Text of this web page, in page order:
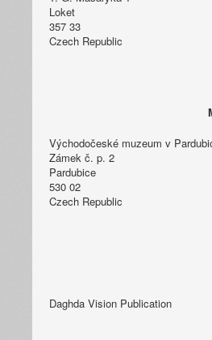
Loket
357 33
Czech Republic
Východočeské muzeum v
Zámek č. p. 2
Pardubice
530 02
Czech Republic
Daghda Vision Publication